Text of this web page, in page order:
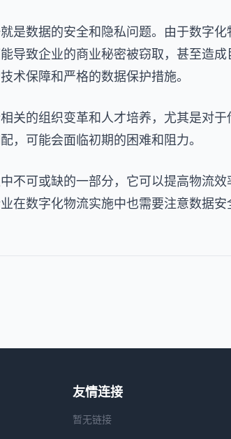
是数据的安全和隐私问题。由于数字
导致企业的商业秘密被窃取，甚至造
术保障和严格的数据保护措施。
关的组织变革和人才培养，尤其是对于
，可能会面临初期的困难和阻力。
不可或缺的一部分，它可以提高物流
在数字化物流实施中也需要注意数据
友情连接
暂无链接